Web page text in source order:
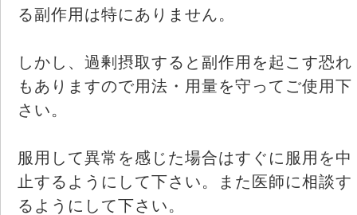
る副作用は特にありません。
しかし、過剰摂取すると副作用を起こす恐れ
もありますので用法・用量を守ってご使用下
さい。
服用して異常を感じた場合はすぐに服用を中
止するようにして下さい。また医師に相談す
るようにして下さい。